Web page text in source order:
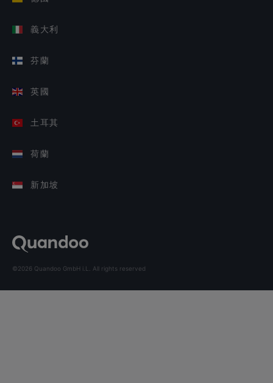
義大利
芬蘭
英國
土耳其
荷蘭
新加坡
©2026 Quandoo GmbH i.L. All rights reserved